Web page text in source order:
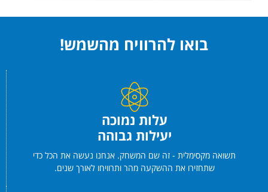
בואו להרוויח מהשמש!
עלות נמוכה
יעילות גבוהה
תשואה מקסימלית - זה שם המשחק. אנחנו נעשה את הכל כדי
שתחזירו את ההשקעה מהר ותרוויחו לאורך שנים.